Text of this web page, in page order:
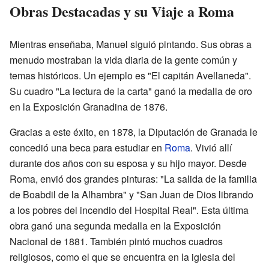
Obras Destacadas y su Viaje a Roma
Mientras enseñaba, Manuel siguió pintando. Sus obras a
menudo mostraban la vida diaria de la gente común y
temas históricos. Un ejemplo es "El capitán Avellaneda".
Su cuadro "La lectura de la carta" ganó la medalla de oro
en la Exposición Granadina de 1876.
Gracias a este éxito, en 1878, la Diputación de Granada le
concedió una beca para estudiar en Roma. Vivió allí
durante dos años con su esposa y su hijo mayor. Desde
Roma, envió dos grandes pinturas: "La salida de la familia
de Boabdil de la Alhambra" y "San Juan de Dios librando
a los pobres del incendio del Hospital Real". Esta última
obra ganó una segunda medalla en la Exposición
Nacional de 1881. También pintó muchos cuadros
religiosos, como el que se encuentra en la iglesia del